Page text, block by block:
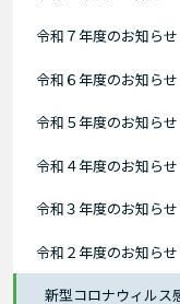
令和７年度のお知らせ
令和６年度のお知らせ
令和５年度のお知らせ
令和４年度のお知らせ
令和３年度のお知らせ
令和２年度のお知らせ
新型コロナウィルス